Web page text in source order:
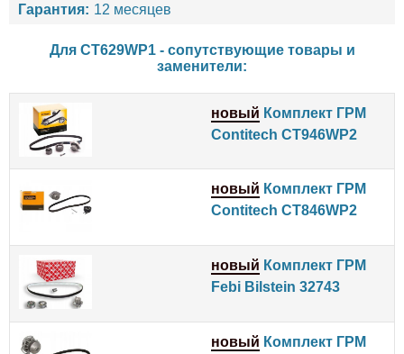
Гарантия: 12 месяцев
Для CT629WP1 - сопутствующие товары и
заменители:
новый Комплект ГРМ
Contitech CT946WP2
новый Комплект ГРМ
Contitech CT846WP2
новый Комплект ГРМ
Febi Bilstein 32743
новый Комплект ГРМ